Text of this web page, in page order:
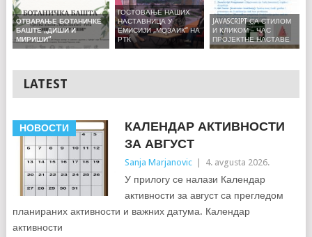
ОТВАРАЊЕ БОТАНИЧКЕ
БАШТЕ „ДИШИ И
МИРИШИ“
JAVASCRIPT СА СТИЛОМ
И КЛИКОМ – ЧАС
ПРОЈЕКТНЕ НАСТАВЕ
ГОСТОВАЊЕ НАШИХ
НАСТАВНИЦА У
ЕМИСИЈИ „МОЗАИК“ НА
РТК
LATEST
НОВОСТИ
КАЛЕНДАР АКТИВНОСТИ
ЗА АВГУСТ
Sanja Marjanovic | 4. avgusta 2026.
У прилогу се налази Календар
активности за август са прегледом
планираних активности и важних датума. Календар
активности